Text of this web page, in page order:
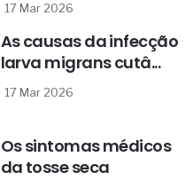
17 Mar 2026
As causas da infecção
larva migrans cutâ...
17 Mar 2026
Os sintomas médicos
da tosse seca